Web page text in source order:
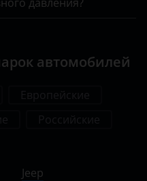
автомобилей
Jeep